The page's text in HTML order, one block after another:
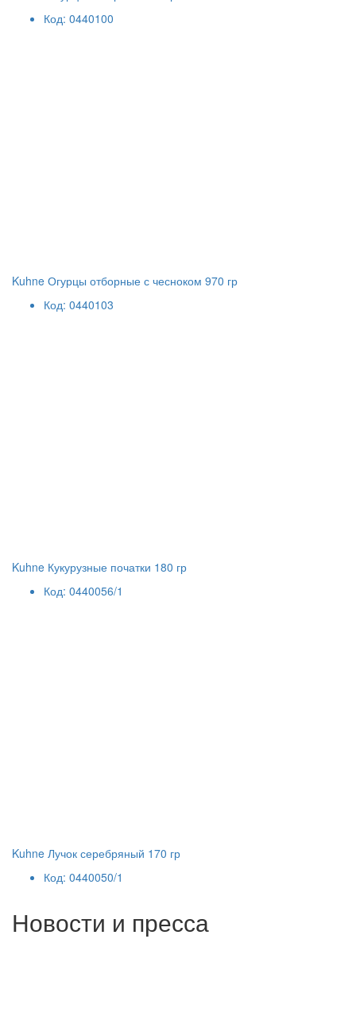
Код: 0440100
Kuhne Огурцы отборные с чесноком 970 гр
Код: 0440103
Kuhne Кукурузные початки 180 гр
Код: 0440056/1
Kuhne Лучок серебряный 170 гр
Код: 0440050/1
Новости и пресса